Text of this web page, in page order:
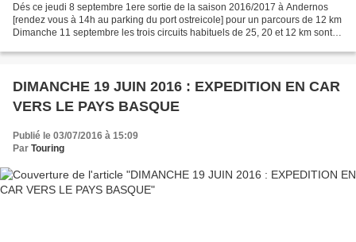
Dés ce jeudi 8 septembre 1ere sortie de la saison 2016/2017 à Andernos
[rendez vous à 14h au parking du port ostreicole] pour un parcours de 12 km
Dimanche 11 septembre les trois circuits habituels de 25, 20 et 12 km sont
DIMANCHE 19 JUIN 2016 : EXPEDITION EN CAR
VERS LE PAYS BASQUE
Publié le 03/07/2016 à 15:09
Par Touring